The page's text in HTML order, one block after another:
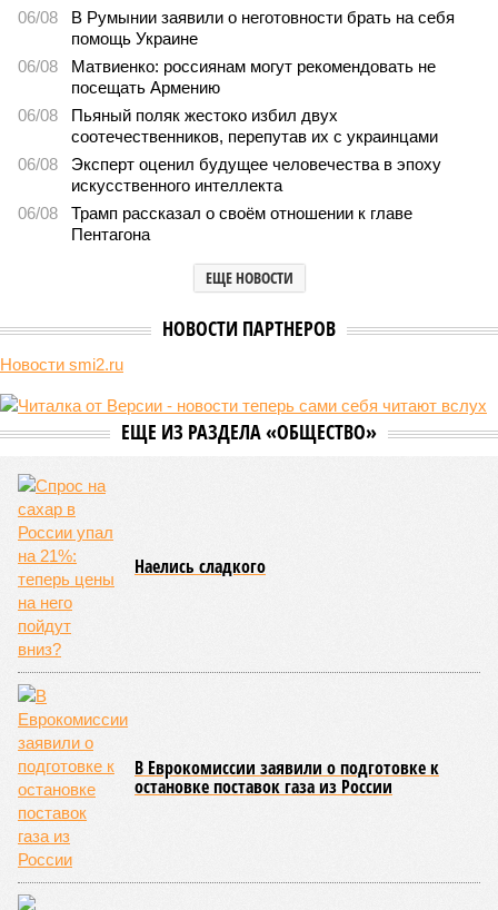
06/08
В Румынии заявили о неготовности брать на себя
помощь Украине
06/08
Матвиенко: россиянам могут рекомендовать не
посещать Армению
06/08
Пьяный поляк жестоко избил двух
соотечественников, перепутав их с украинцами
06/08
Эксперт оценил будущее человечества в эпоху
искусственного интеллекта
06/08
Трамп рассказал о своём отношении к главе
Пентагона
ЕЩЕ НОВОСТИ
НОВОСТИ ПАРТНЕРОВ
Новости smi2.ru
ЕЩЕ ИЗ РАЗДЕЛА «ОБЩЕСТВО»
Наелись сладкого
В Еврокомиссии заявили о подготовке к
остановке поставок газа из России